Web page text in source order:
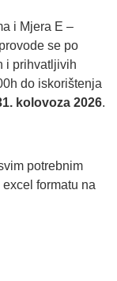
i Mjera E –
se po
i prihvatljivih
do iskorištenja
kolovoza 2026.
potrebnim
formatu na